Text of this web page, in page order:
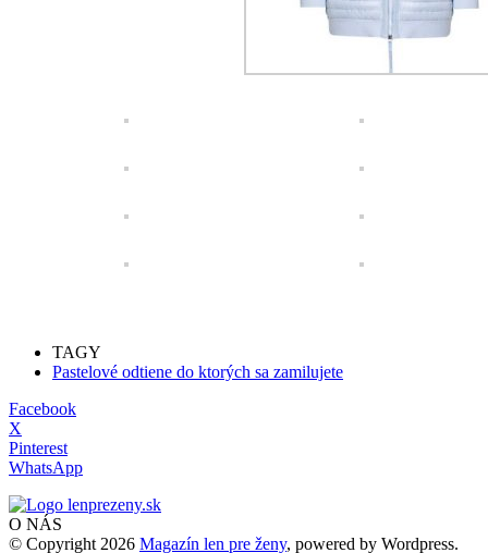
TAGY
Pastelové odtiene do ktorých sa zamilujete
Facebook
X
Pinterest
WhatsApp
O NÁS
© Copyright 2026 Magazín len pre ženy, powered by Wordpress.